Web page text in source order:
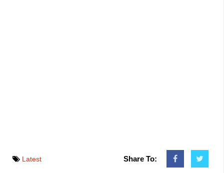
Latest Share To: